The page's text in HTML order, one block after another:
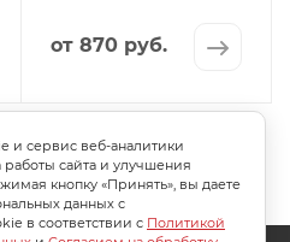
от 870 руб.
и сервис веб-аналитики
сайта и улучшения
кнопку «Принять», вы даете
данных с
в соответствии с Политикой